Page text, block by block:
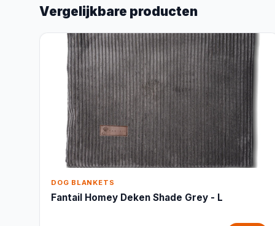
Vergelijkbare producten
DOG BLANKETS
Fantail Homey Deken Shade Grey - L